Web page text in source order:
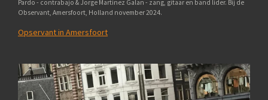
Pardo - contrabajo & Jorge Martinez Galan - zang, gitaar en band lider. Bij de
Observant, Amersfoort, Holland november 2024.
Opservant in Amersfoort